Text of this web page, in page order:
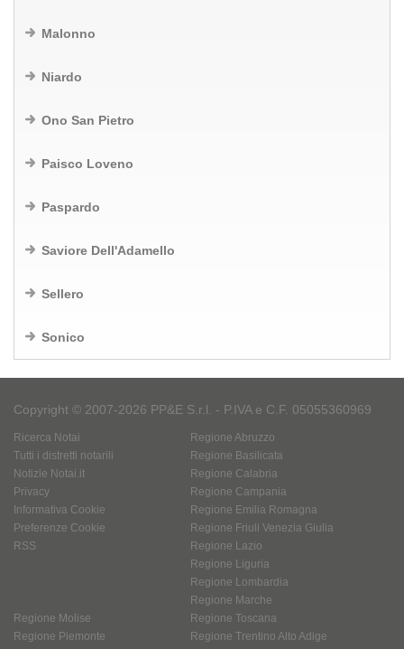
Malonno
Niardo
Ono San Pietro
Paisco Loveno
Paspardo
Saviore Dell'Adamello
Sellero
Sonico
Copyright © 2007-2026 PP&E S.r.l. - P.IVA e C.F. 05055360969
Ricerca Notai
Tutti i distretti notarili
Notizie Notai.it
Privacy
Informativa Cookie
Preferenze Cookie
RSS
Regione Abruzzo
Regione Basilicata
Regione Calabria
Regione Campania
Regione Emilia Romagna
Regione Friuli Venezia Giulia
Regione Lazio
Regione Liguria
Regione Lombardia
Regione Marche
Regione Molise
Regione Piemonte
Regione Toscana
Regione Trentino Alto Adige